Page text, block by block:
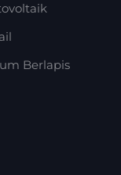
Berlapis